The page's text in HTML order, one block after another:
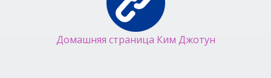
Домашняя страница Ким Джотун